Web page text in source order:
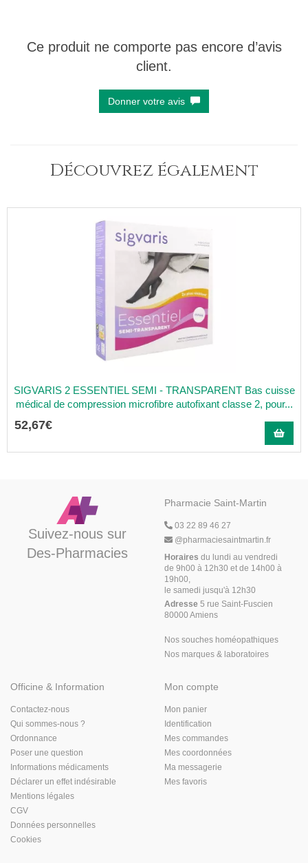
Ce produit ne comporte pas encore d’avis
client.
Donner votre avis
Découvrez également
SIGVARIS 2 ESSENTIEL SEMI - TRANSPARENT Bas cuisse
médical de compression microfibre autofixant classe 2, pour...
52,67€
Suivez-nous sur
Des-Pharmacies
Pharmacie Saint-Martin
03 22 89 46 27
@pharmaciesaintmartin.fr
Horaires du lundi au vendredi
de 9h00 à 12h30 et de 14h00 à
19h00,
le samedi jusqu'à 12h30
Adresse 5 rue Saint-Fuscien
80000 Amiens
Nos souches homéopathiques
Nos marques & laboratoires
Officine & Information
Contactez-nous
Qui sommes-nous ?
Ordonnance
Poser une question
Informations médicaments
Déclarer un effet indésirable
Mentions légales
CGV
Données personnelles
Cookies
Mon compte
Mon panier
Identification
Mes commandes
Mes coordonnées
Ma messagerie
Mes favoris